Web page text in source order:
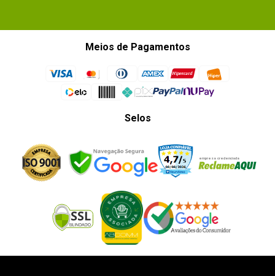
Meios de Pagamentos
Selos